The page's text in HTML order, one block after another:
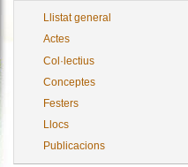
Llistat general
Actes
Col·lectius
Conceptes
Festers
Llocs
Publicacions